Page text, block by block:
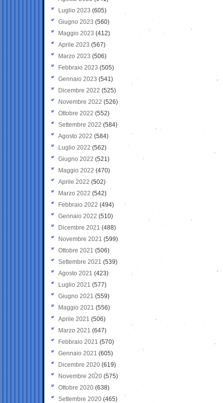
Luglio 2023 (605)
Giugno 2023 (560)
Maggio 2023 (412)
Aprile 2023 (567)
Marzo 2023 (506)
Febbraio 2023 (505)
Gennaio 2023 (541)
Dicembre 2022 (525)
Novembre 2022 (526)
Ottobre 2022 (552)
Settembre 2022 (584)
Agosto 2022 (584)
Luglio 2022 (562)
Giugno 2022 (521)
Maggio 2022 (470)
Aprile 2022 (502)
Marzo 2022 (542)
Febbraio 2022 (494)
Gennaio 2022 (510)
Dicembre 2021 (488)
Novembre 2021 (599)
Ottobre 2021 (506)
Settembre 2021 (539)
Agosto 2021 (423)
Luglio 2021 (577)
Giugno 2021(559)
Maggio 2021 (556)
Aprile 2021 (506)
Marzo 2021 (647)
Febbraio 2021 (570)
Gennaio 2021 (605)
Dicembre 2020 (619)
Novembre 2020 (575)
Ottobre 2020 (638)
Settembre 2020(465)